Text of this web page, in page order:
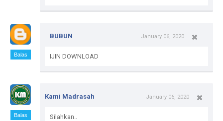
Balas
BUBUN January 06, 2020
IJIN DOWNLOAD
Balas
Kami Madrasah January 06, 2020
Silahkan..